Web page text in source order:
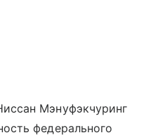
Мэнуфэкчуринг
федерального